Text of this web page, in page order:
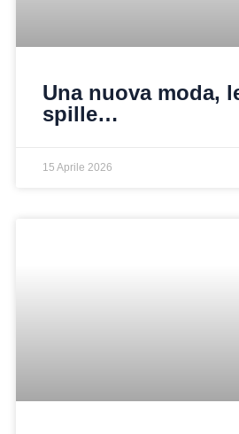
Una nuova moda,
spille…
15 Aprile 2026